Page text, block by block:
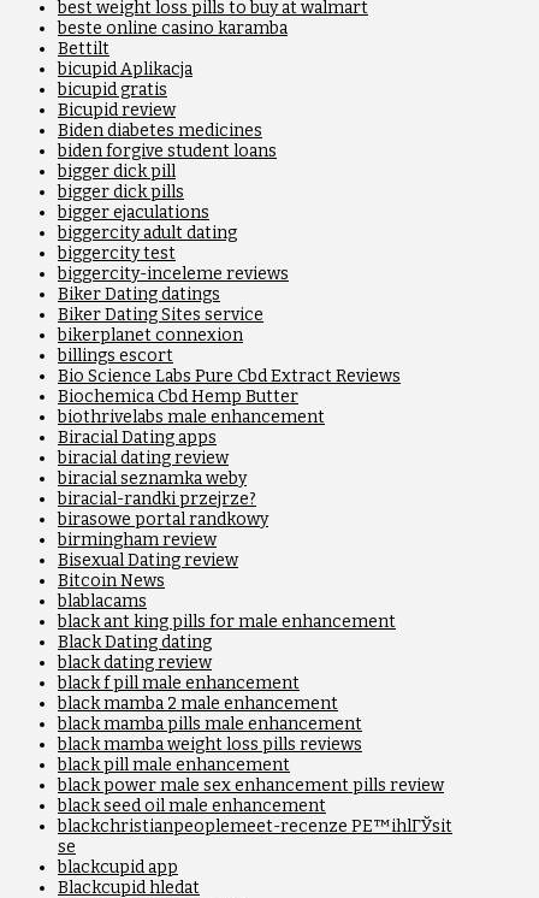
best weight loss pills to buy at walmart
beste online casino karamba
Bettilt
bicupid Aplikacja
bicupid gratis
Bicupid review
Biden diabetes medicines
biden forgive student loans
bigger dick pill
bigger dick pills
bigger ejaculations
biggercity adult dating
biggercity test
biggercity-inceleme reviews
Biker Dating datings
Biker Dating Sites service
bikerplanet connexion
billings escort
Bio Science Labs Pure Cbd Extract Reviews
Biochemica Cbd Hemp Butter
biothrivelabs male enhancement
Biracial Dating apps
biracial dating review
biracial seznamka weby
biracial-randki przejrze?
birasowe portal randkowy
birmingham review
Bisexual Dating review
Bitcoin News
blablacams
black ant king pills for male enhancement
Black Dating dating
black dating review
black f pill male enhancement
black mamba 2 male enhancement
black mamba pills male enhancement
black mamba weight loss pills reviews
black pill male enhancement
black power male sex enhancement pills review
black seed oil male enhancement
blackchristianpeoplemeet-recenze PЕ™ihlГЎsit
se
blackcupid app
Blackcupid hledat